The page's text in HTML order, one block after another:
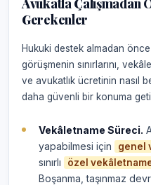
Avukatla Çalışmadan
Gerekenler
Hukuki destek almadan
görüşmenin sınırlarını,
ve avukatlık ücretinin nasıl
daha güvenli bir konuma
Vekâletname Süreci.
yapabilmesi için
genel
sınırlı
özel
Boşanma, taşınmaz